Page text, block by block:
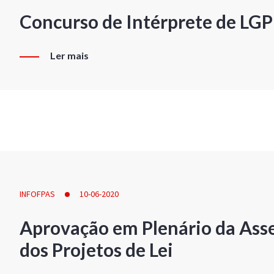
Concurso de Intérprete de
Ler mais
INFOFPAS 10-06-2020
Aprovação em Plenário da
dos Projetos de Lei